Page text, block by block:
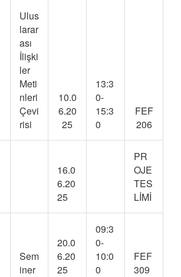
Ulus
larar
ası
İlişki
ler
Meti
nleri
Çevi
risi
10.0
6.20
25
13:3
0-
15:3
0
FEF
206
16.0
6.20
25
PR
OJE
TES
LİMİ
Sem
iner
20.0
6.20
25
09:3
0-
10:0
0
FEF
309